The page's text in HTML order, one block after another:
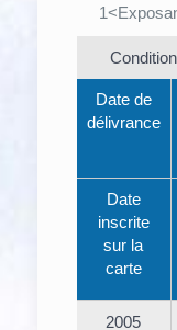
Date de
délivrance
Date
inscrite
sur la
carte
2005